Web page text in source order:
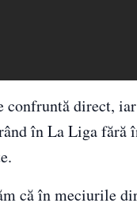
confruntă direct,
în La Liga fără
că în meciurile